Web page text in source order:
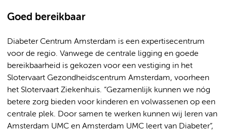
Goed bereikbaar
Diabeter Centrum Amsterdam is een expertisecentrum
voor de regio. Vanwege de centrale ligging en goede
bereikbaarheid is gekozen voor een vestiging in het
Slotervaart Gezondheidscentrum Amsterdam, voorheen
het Slotervaart Ziekenhuis. “Gezamenlijk kunnen we nóg
betere zorg bieden voor kinderen en volwassenen op een
centrale plek. Door samen te werken kunnen wij leren van
Amsterdam UMC en Amsterdam UMC leert van Diabeter”,